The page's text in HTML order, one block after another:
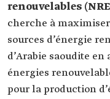
renouvelables
cherche à
sources d’énergie
d’Arabie saoudite
énergies
pour la production